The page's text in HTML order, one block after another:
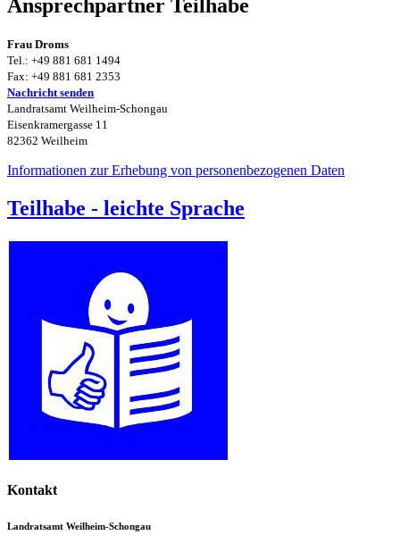
Ansprechpartner Teilhabe
Frau Droms
Tel.: +49 881 681 1494
Fax: +49 881 681 2353
Nachricht senden
Landratsamt Weilheim-Schongau
Eisenkramergasse 11
82362 Weilheim
Informationen zur Erhebung von personenbezogenen Daten
Teilhabe - leichte Sprache
Kontakt
Landratsamt Weilheim-Schongau